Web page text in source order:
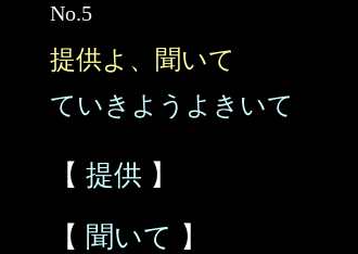
No.5
提供よ、聞いて
ていきようよきいて
【 提供 】
【 聞いて 】